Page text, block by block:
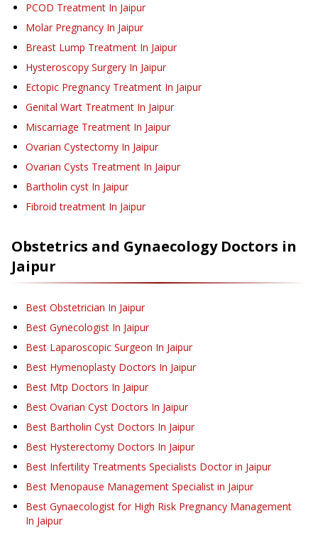
PCOD Treatment In Jaipur
Molar Pregnancy In Jaipur
Breast Lump Treatment In Jaipur
Hysteroscopy Surgery In Jaipur
Ectopic Pregnancy Treatment In Jaipur
Genital Wart Treatment In Jaipur
Miscarriage Treatment In Jaipur
Ovarian Cystectomy In Jaipur
Ovarian Cysts Treatment In Jaipur
Bartholin cyst In Jaipur
Fibroid treatment In Jaipur
Obstetrics and GynaecologyDoctors in
Jaipur
Best Obstetrician In Jaipur
Best Gynecologist In Jaipur
Best Laparoscopic Surgeon In Jaipur
Best Hymenoplasty Doctors In Jaipur
Best Mtp Doctors In Jaipur
Best Ovarian Cyst Doctors In Jaipur
Best Bartholin Cyst Doctors In Jaipur
Best Hysterectomy Doctors In Jaipur
Best Infertility Treatments Specialists Doctor in Jaipur
Best Menopause Management Specialist in Jaipur
Best Gynaecologist for High Risk Pregnancy Management
In Jaipur